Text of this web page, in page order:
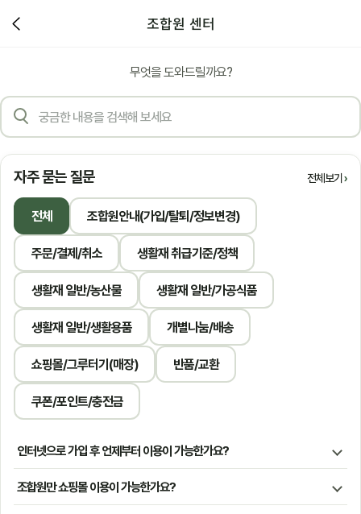
조합원 센터
무엇을 도와드릴까요?
자주 묻는 질문 전체보기
전체 조합원안내(가입/탈퇴/정보변경)
주문/결제/취소 생활재 취급기준/정책
생활재 일반/농산물 생활재 일반/가공식품
생활재 일반/생활용품 개별나눔/배송
쇼핑몰/그루터기(매장) 반품/교환
쿠폰/포인트/충전금
인터넷으로 가입 후 언제부터 이용이 가능한가요?
조합원만 쇼핑몰 이용이 가능한가요?